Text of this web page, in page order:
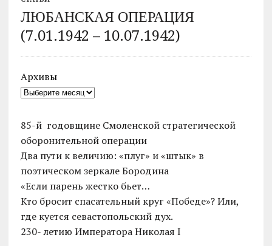
ЛЮБАНСКАЯ ОПЕРАЦИЯ
(7.01.1942 – 10.07.1942)
Архивы
85-й годовщине Смоленской стратегической
оборонительной операции
Два пути к величию: «плуг» и «штык» в
поэтическом зеркале Бородина
«Если парень жестко бьет…
Кто бросит спасательный круг «Победе»? Или,
где куется севастопольский дух.
230- летию Императора Николая I